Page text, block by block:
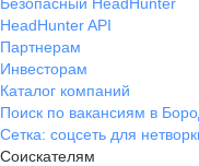
HeadHunter API
Партнерам
Инвесторам
Каталог компаний
Поиск по вакансиям в
Сетка: соцсеть для
Соискателям